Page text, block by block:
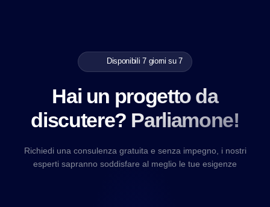
Disponibili 7 giorni su 7
Hai un progetto da
discutere? Parliamone!
Richiedi una consulenza gratuita e senza impegno, i nostri
esperti sapranno soddisfare al meglio le tue esigenze